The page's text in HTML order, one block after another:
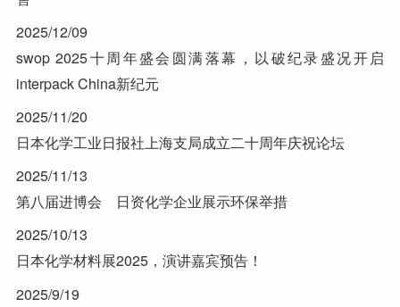
2025/12/09
swop 2025十周年盛会圆满落幕，以破纪录盛况开启
interpack China新纪元
2025/11/20
日本化学工业日报社上海支局成立二十周年庆祝论坛
2025/11/13
第八届进博会 日资化学企业展示环保举措
2025/10/13
日本化学材料展2025，演讲嘉宾预告！
2025/9/19